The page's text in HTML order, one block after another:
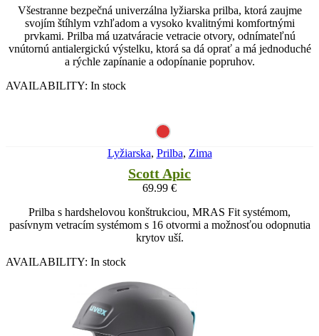
Všestranne bezpečná univerzálna lyžiarska prilba, ktorá zaujme
svojím štíhlym vzhľadom a vysoko kvalitnými komfortnými
prvkami. Prilba má uzatváracie vetracie otvory, odnímateľnú
vnútornú antialergickú výstelku, ktorá sa dá oprať a má jednoduché
a rýchle zapínanie a odopínanie popruhov.
AVAILABILITY: In stock
Lyžiarska, Prilba, Zima
Scott Apic
69.99 €
Prilba s hardshelovou konštrukciou, MRAS Fit systémom,
pasívnym vetracím systémom s 16 otvormi a možnosťou odopnutia
krytov uší.
AVAILABILITY: In stock